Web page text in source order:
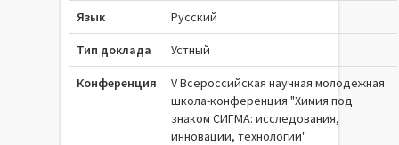
Язык Русский
Тип доклада Устный
Конференция
V Всероссийская научная молодежная
школа-конференция "Химия под
знаком СИГМА: исследования,
инновации, технологии"